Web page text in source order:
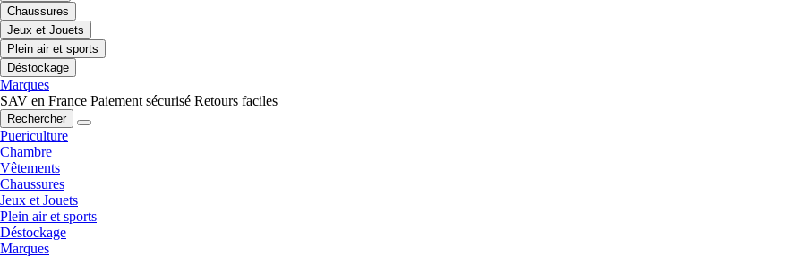
Chaussures
Jeux et Jouets
Plein air et sports
Déstockage
Marques
SAV en France Paiement sécurisé Retours faciles
Rechercher
Puericulture
Chambre
Vêtements
Chaussures
Jeux et Jouets
Plein air et sports
Déstockage
Marques